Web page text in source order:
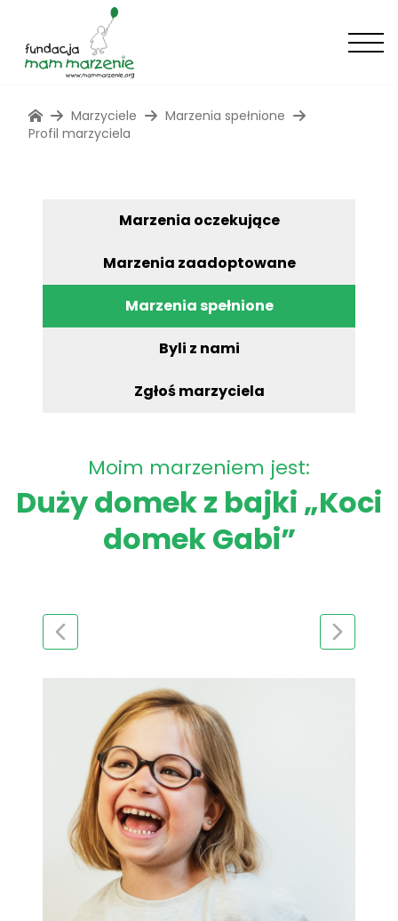
Marzyciele
Marzenia spełnione
Profil marzyciela
Marzenia oczekujące
Marzenia zaadoptowane
Marzenia spełnione
Byli z nami
Zgłoś marzyciela
Moim marzeniem jest:
Duży domek z bajki „Koci
domek Gabi”